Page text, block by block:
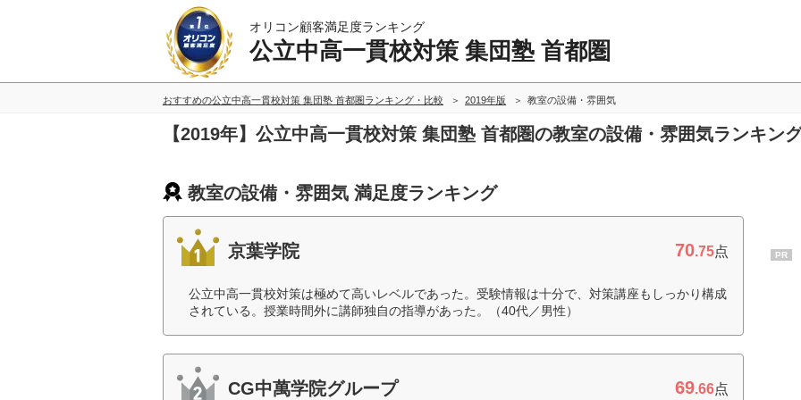
オリコン顧客満足度ランキング
公立中高一貫校対策 集団塾 首都圏
おすすめの公立中高一貫校対策 集団塾 首都圏ランキング・比較 2019年版 教室の設備・雰囲気
【2019年】公立中高一貫校対策 集団塾 首都圏の教室の設備・雰囲気ランキン
教室の設備・雰囲気 満足度ランキング
京葉学院 70.75点
公立中高一貫校対策は極めて高いレベルであった。受験情報は十分で、対策講座もしっかり構成
されている。授業時間外に講師独自の指導があった。（40代／男性）
CG中萬学院グループ 69.66点
PR